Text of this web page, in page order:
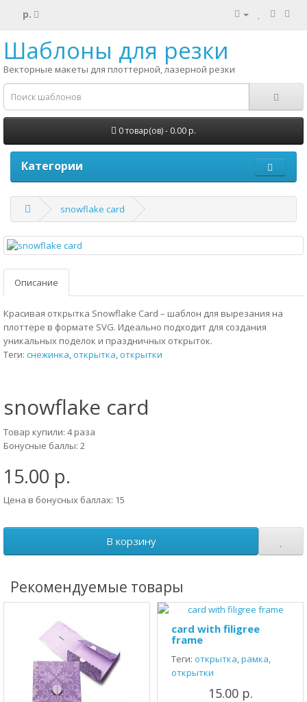
р.
Шаблоны для резки
Векторные макеты для плоттерной, лазерной резки
0 товар(ов) - 0.00 р.
Категории
snowflake card
Описание
Красивая открытка Snowflake Card – шаблон для вырезания на
плоттере в формате SVG. Идеально подходит для создания
уникальных поделок и праздничных открыток.
Теги: снежинка,открытка,открытки
snowflake card
Товар купили: 4 раза
Бонусные баллы: 2
15.00 р.
Цена в бонусных баллах: 15
В корзину
Рекомендуемые товары
card with filigree
frame
Теги: открытка,рамка,
открытки
15.00 р.